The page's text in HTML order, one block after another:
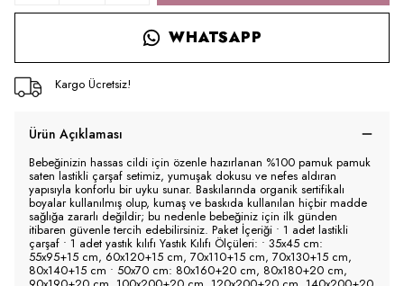
WHATSAPP
Kargo Ücretsiz!
Ürün Açıklaması
Bebeğinizin hassas cildi için özenle hazırlanan %100 pamuk pamuk
saten lastikli çarşaf setimiz, yumuşak dokusu ve nefes aldıran
yapısıyla konforlu bir uyku sunar. Baskılarında organik sertifikalı
boyalar kullanılmış olup, kumaş ve baskıda kullanılan hiçbir madde
sağlığa zararlı değildir; bu nedenle bebeğiniz için ilk günden
itibaren güvenle tercih edebilirsiniz. Paket İçeriği • 1 adet lastikli
çarşaf • 1 adet yastık kılıfı Yastık Kılıfı Ölçüleri: • 35x45 cm:
55x95+15 cm, 60x120+15 cm, 70x110+15 cm, 70x130+15 cm,
80x140+15 cm • 50x70 cm: 80x160+20 cm, 80x180+20 cm,